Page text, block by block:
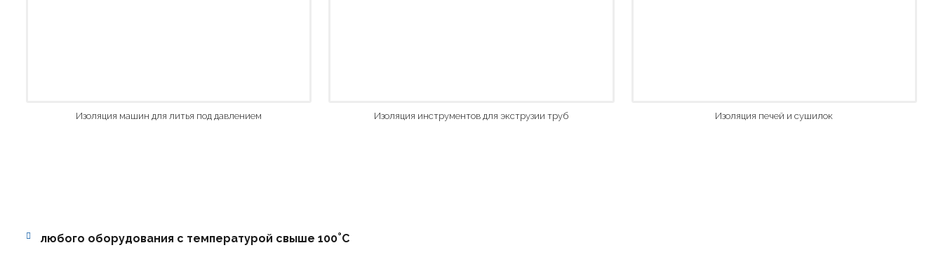
Изоляция машин для литья под давлением Изоляция инструментов для экструзии труб Изоляция печей и сушилок
любого оборудования с температурой cвыше 100°C